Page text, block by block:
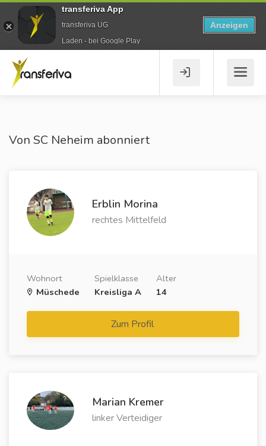
Von SC Neheim abonniert
Erblin Morina
rechtes Mittelfeld
Wohnort
Müschede
Spielklasse
Kreisliga A
Alter
14
Zum Profil
Marian Kremer
linker Verteidiger
transferiva App
transferiva UG
Laden - bei Google Play
Anzeigen